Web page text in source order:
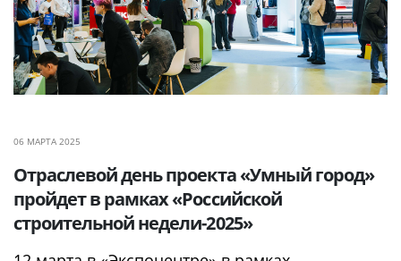
06 МАРТА 2025
Отраслевой день проекта «Умный город»
пройдет в рамках «Российской
строительной недели-2025»